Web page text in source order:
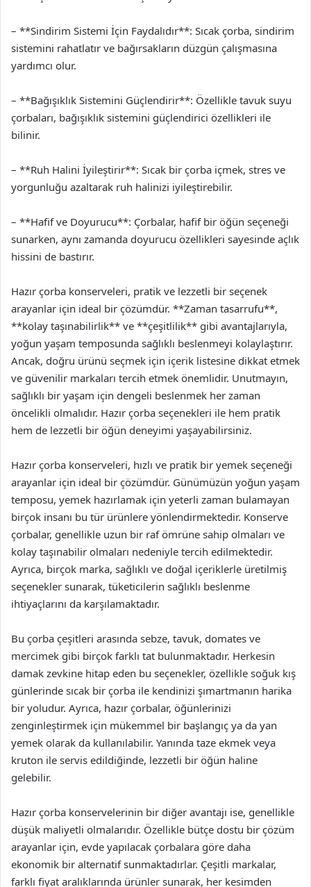
– **Sindirim Sistemi İçin Faydalıdır**: Sıcak çorba, sindirim
sistemini rahatlatır ve bağırsakların düzgün çalışmasına
yardımcı olur.
– **Bağışıklık Sistemini Güçlendirir**: Özellikle tavuk suyu
çorbaları, bağışıklık sistemini güçlendirici özellikleri ile
bilinir.
– **Ruh Halini İyileştirir**: Sıcak bir çorba içmek, stres ve
yorgunluğu azaltarak ruh halinizi iyileştirebilir.
– **Hafif ve Doyurucu**: Çorbalar, hafif bir öğün seçeneği
sunarken, aynı zamanda doyurucu özellikleri sayesinde açlık
hissini de bastırır.
Hazır çorba konserveleri, pratik ve lezzetli bir seçenek
arayanlar için ideal bir çözümdür. **Zaman tasarrufu**,
**kolay taşınabilirlik** ve **çeşitlilik** gibi avantajlarıyla,
yoğun yaşam temposunda sağlıklı beslenmeyi kolaylaştırır.
Ancak, doğru ürünü seçmek için içerik listesine dikkat etmek
ve güvenilir markaları tercih etmek önemlidir. Unutmayın,
sağlıklı bir yaşam için dengeli beslenmek her zaman
öncelikli olmalıdır. Hazır çorba seçenekleri ile hem pratik
hem de lezzetli bir öğün deneyimi yaşayabilirsiniz.
Hazır çorba konserveleri, hızlı ve pratik bir yemek seçeneği
arayanlar için ideal bir çözümdür. Günümüzün yoğun yaşam
temposu, yemek hazırlamak için yeterli zaman bulamayan
birçok insanı bu tür ürünlere yönlendirmektedir. Konserve
çorbalar, genellikle uzun bir raf ömrüne sahip olmaları ve
kolay taşınabilir olmaları nedeniyle tercih edilmektedir.
Ayrıca, birçok marka, sağlıklı ve doğal içeriklerle üretilmiş
seçenekler sunarak, tüketicilerin sağlıklı beslenme
ihtiyaçlarını da karşılamaktadır.
Bu çorba çeşitleri arasında sebze, tavuk, domates ve
mercimek gibi birçok farklı tat bulunmaktadır. Herkesin
damak zevkine hitap eden bu seçenekler, özellikle soğuk kış
günlerinde sıcak bir çorba ile kendinizi şımartmanın harika
bir yoludur. Ayrıca, hazır çorbalar, öğünlerinizi
zenginleştirmek için mükemmel bir başlangıç ya da yan
yemek olarak da kullanılabilir. Yanında taze ekmek veya
kruton ile servis edildiğinde, lezzetli bir öğün haline
gelebilir.
Hazır çorba konservelerinin bir diğer avantajı ise, genellikle
düşük maliyetli olmalarıdır. Özellikle bütçe dostu bir çözüm
arayanlar için, evde yapılacak çorbalara göre daha
ekonomik bir alternatif sunmaktadırlar. Çeşitli markalar,
farklı fiyat aralıklarında ürünler sunarak, her kesimden